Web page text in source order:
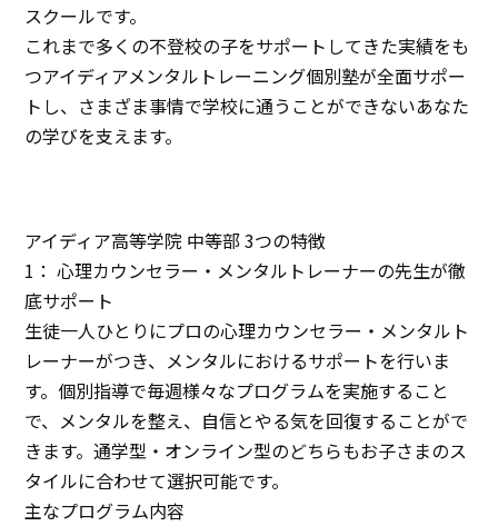
アクセス
スクールです。
これまで多くの不登校の子をサポートしてきた実績をも
つアイディアメンタルトレーニング個別塾が全面サポー
トし、さまざま事情で学校に通うことができないあなた
の学びを支えます。
アイディア高等学院 中等部 3つの特徴
1： 心理カウンセラー・メンタルトレーナーの先生が徹
底サポート
生徒一人ひとりにプロの心理カウンセラー・メンタルト
レーナーがつき、メンタルにおけるサポートを行いま
す。個別指導で毎週様々なプログラムを実施すること
で、メンタルを整え、自信とやる気を回復することがで
きます。通学型・オンライン型のどちらもお子さまのス
タイルに合わせて選択可能です。
主なプログラム内容